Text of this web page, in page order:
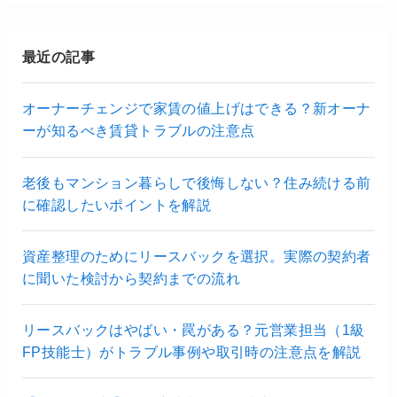
最近の記事
オーナーチェンジで家賃の値上げはできる？新オーナ
ーが知るべき賃貸トラブルの注意点
老後もマンション暮らしで後悔しない？住み続ける前
に確認したいポイントを解説
資産整理のためにリースバックを選択。実際の契約者
に聞いた検討から契約までの流れ
リースバックはやばい・罠がある？元営業担当（1級
FP技能士）がトラブル事例や取引時の注意点を解説